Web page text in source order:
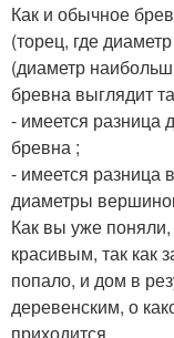
Как и обычное
(торец, где
(диаметр
бревна выглядит
- имеется разница
бревна ;
- имеется разница
диаметры
Как вы уже поняли,
красивым, так как
попало, и дом в
деревенским, о